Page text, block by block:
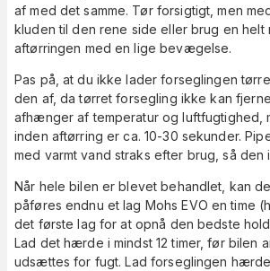
af med det samme. Tør forsigtigt, men
kluden til den rene side eller brug en helt
aftørringen med en lige bevægelse.
Pas på, at du ikke lader forseglingen
den af, da tørret forsegling ikke kan
afhænger af temperatur og luftfugtighed,
inden aftørring er ca. 10-30 sekunder.
med varmt vand straks efter brug, så den
Når hele bilen er blevet behandlet, kan
påføres endnu et lag Mohs EVO en time
det første lag for at opnå den bedste
Lad det hærde i mindst 12 timer, før bilen
udsættes for fugt. Lad forseglingen hærde